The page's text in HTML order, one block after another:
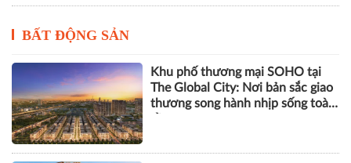
BẤT ĐỘNG SẢN
Khu phố thương mại SOHO tại
The Global City: Nơi bản sắc giao
thương song hành nhịp sống toàn